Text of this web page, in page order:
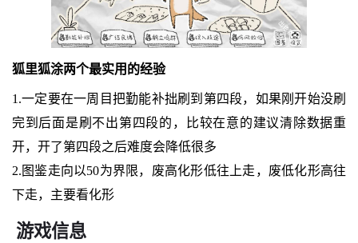
狐里狐涂两个最实用的经验
1.一定要在一周目把勤能补拙刷到第四段，如果刚开始没刷
完到后面是刷不出第四段的，比较在意的建议清除数据重
开，开了第四段之后难度会降低很多
2.图鉴走向以50为界限，废高化形低往上走，废低化形高往
下走，主要看化形
游戏信息